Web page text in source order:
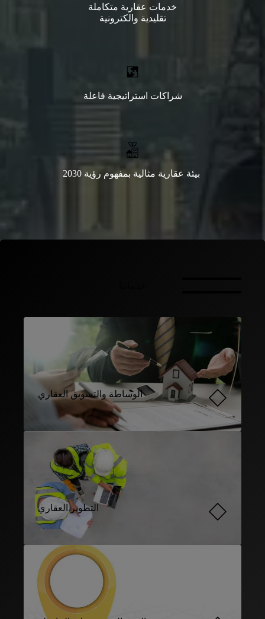
خدمات عقارية متكاملة
تقليدية والكترونية
شراكات استراتيجية فاعلة
بيئة عقارية مثالية بمفهوم رؤية 2030
الوساطة والتسويق العقاري
التطوير العقاري